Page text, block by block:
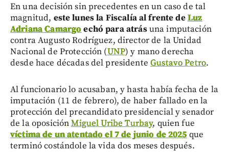
En una decisión sin precedentes en un caso de tal
magnitud, este lunes la Fiscalía al frente deLuz
Adriana Camargoechó para atrásuna imputación
contra Augusto Rodríguez, director de la Unidad
Nacional de Protección (UNP) y mano derecha
desde hace décadas del presidenteGustavo Petro.
Al funcionario lo acusaban, y hasta había fecha de la
imputación (11 de febrero), de haber fallado en la
protección del precandidato presidencial y senador
de la oposiciónMiguel Uribe Turbay, quien fue
víctima de un atentado el 7 de junio de 2025 que
terminó costándole la vida dos meses después.